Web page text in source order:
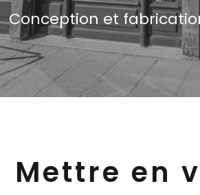
Conception et
Mettre en